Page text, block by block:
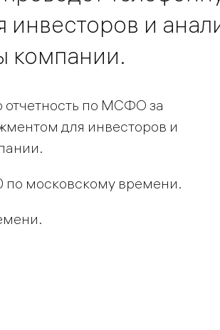
и
компании.
отчетность по МСФО за
для инвесторов и
по московскому времени.